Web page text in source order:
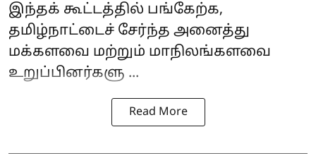
இந்தக் கூட்டத்தில் பங்கேற்க,
தமிழ்நாட்டைச் சேர்ந்த அனைத்து
மக்களவை மற்றும் மாநிலங்களவை
உறுப்பினர்களு ...
Read More